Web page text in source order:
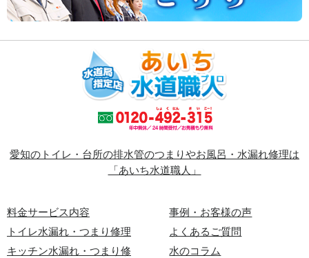
愛知のトイレ・台所の排水管のつまりやお風呂・水漏れ修理は
「あいち水道職人」
料金サービス内容
トイレ水漏れ・つまり修理
キッチン水漏れ・つまり修
事例・お客様の声
よくあるご質問
水のコラム